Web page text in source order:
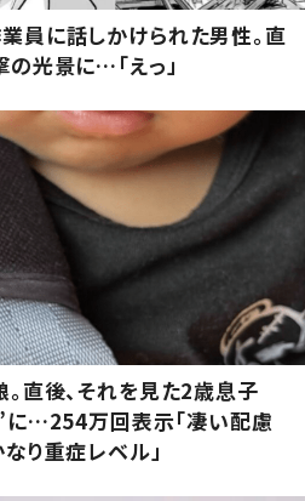
員に話しかけられた男性。直
光景に…「えっ」
直後、それを見た2歳息子
…254万回表示「凄い配慮
なり重症レベル」